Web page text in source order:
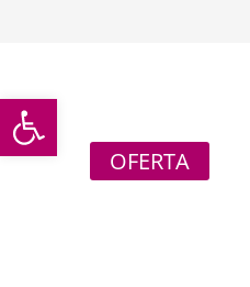
Abrir barra de herramientas
OFERTA